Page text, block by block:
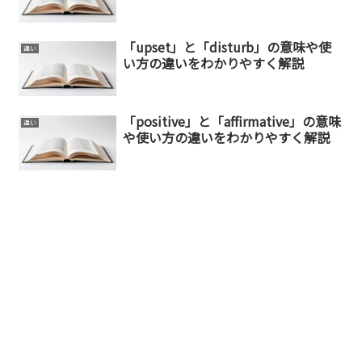
違い
「upset」と「disturb」の意味や使
い方の違いをわかりやすく解説
違い
「positive」と「affirmative」の意味
や使い方の違いをわかりやすく解説